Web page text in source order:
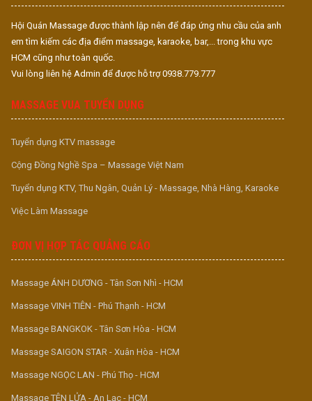
Hội Quán Massage được thành lập nên để đáp ứng nhu cầu của anh
em tìm kiếm các địa điểm massage, karaoke, bar,... trong khu vực
HCM cũng như toàn quốc.
Vui lòng liên hệ Admin để được hỗ trợ 0938.779.777
MASSAGE VUA TUYỂN DỤNG
Tuyển dụng KTV massage
Cộng Đồng Nghề Spa – Massage Việt Nam
Tuyển dụng KTV, Thu Ngân, Quản Lý - Massage, Nhà Hàng, Karaoke
Việc Làm Massage
ĐƠN VỊ HỢP TÁC QUẢNG CÁO
Massage ÁNH DƯƠNG - Tân Sơn Nhì - HCM
Massage VINH TIÊN - Phú Thạnh - HCM
Massage BANGKOK - Tân Sơn Hòa - HCM
Massage SAIGON STAR - Xuân Hòa - HCM
Massage NGỌC LAN - Phú Thọ - HCM
Massage TÊN LỬA - An Lạc - HCM